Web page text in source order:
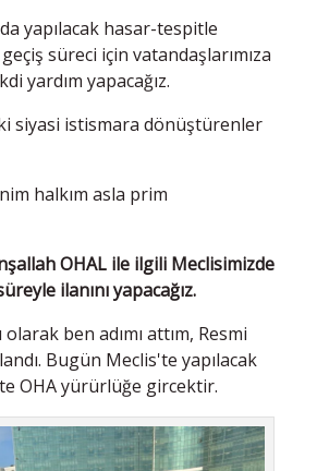
yapılacak hasar-tespitle
süreci için vatandaşlarımıza
yardım yapacağız.
siyasi istismara dönüştürenler
halkım asla prim
OHAL ile ilgili Meclisimizde
ilanını yapacağız.
ben adımı attım, Resmi
Bugün Meclis'te yapılacak
OHA yürürlüğe gircektir.